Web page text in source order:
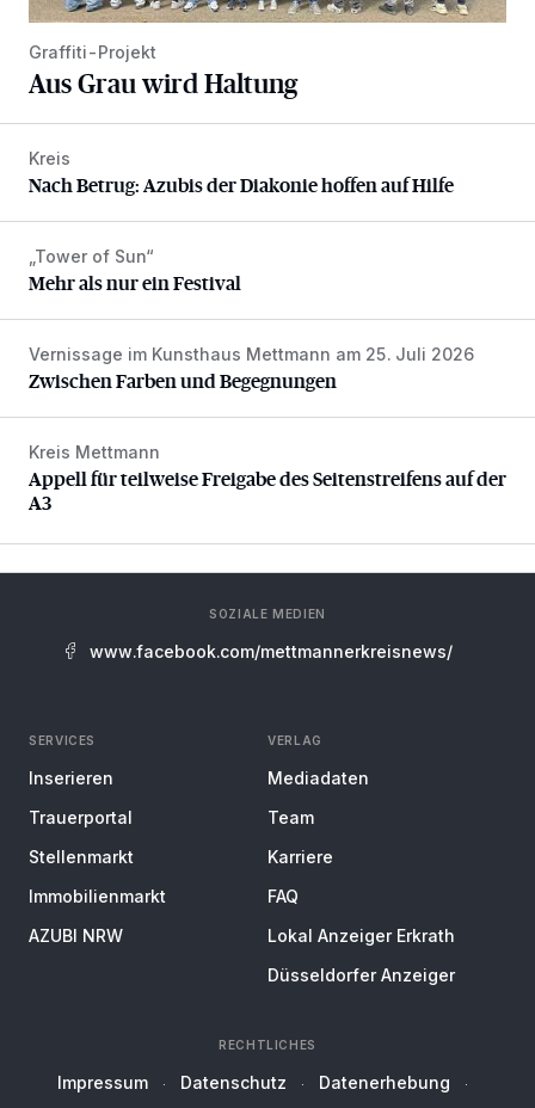
Graffiti-Projekt
Aus Grau wird Haltung
Nach Betrug: Azubis der Diakonie hoffen auf Hilfe
Kreis
Nach Betrug: Azubis der Diakonie hoffen auf Hilfe
Mehr als nur ein Festival
„Tower of Sun“
Mehr als nur ein Festival
Zwischen Farben und Begegnungen
Vernissage im Kunsthaus Mettmann am 25. Juli 2026
Zwischen Farben und Begegnungen
Appell für teilweise Freigabe des Seitenstreifens auf der A3
Kreis Mettmann
Appell für teilweise Freigabe des Seitenstreifens auf der
A3
SOZIALE MEDIEN
www.facebook.com/mettmannerkreisnews/
SERVICES
Inserieren
Trauerportal
Stellenmarkt
Immobilienmarkt
AZUBI NRW
VERLAG
Mediadaten
Team
Karriere
FAQ
Lokal Anzeiger Erkrath
Düsseldorfer Anzeiger
RECHTLICHES
Impressum Datenschutz Datenerhebung